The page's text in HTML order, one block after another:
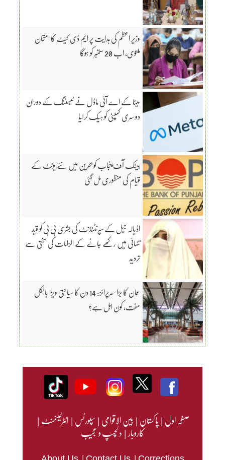
وزیرِ اعظم کی ہدایت پر ایم ڈی کیٹ کا امتحان
ملتوی، اب 20 ستمبر کو ہوگا
میٹا کے اے آئی ماڈل نے ٹیسٹنگ کے دوران
دوسری کمپنی کو ہیک کرلیا
بینک آف پنجاب کو بحرین میں نئے یونٹ کے
قیام کی منظوری مل گئی
اڈیالہ جیل کے سپرنٹنڈنٹ کی بشریٰ بی بی کو قید
تنہائی میں رکھے جانے کے الزامات کی سختی سے
تردید
عمان کا بڑا سرپرائز: 14 دن کا سیاحتی ویزا بالکل
مفت، کون اہل ہے؟
صفحہ اول|پاکستان|بین الاقوامی|سپورٹس|انٹرٹینمنٹ|
کاروبار|دلچسپ و عجیب